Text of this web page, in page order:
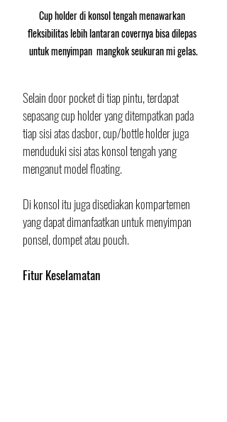
Cup holder di konsol tengah menawarkan
fleksibilitas lebih lantaran covernya bisa dilepas
untuk menyimpan  mangkok seukuran mi gelas.
Selain door pocket di tiap pintu, terdapat
sepasang cup holder yang ditempatkan pada
tiap sisi atas dasbor, cup/bottle holder juga
menduduki sisi atas konsol tengah yang
menganut model floating.
Di konsol itu juga disediakan kompartemen
yang dapat dimanfaatkan untuk menyimpan
ponsel, dompet atau pouch.
Fitur Keselamatan